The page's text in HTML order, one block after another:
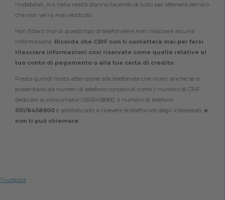
rindebitati, ma nella realtà stanno facendo di tutto per ottenere denaro
che non verrà mai restituito.
Non fidarti mai di questo tipo di telefonate e non rilasciare alcuna
informazione. Ricorda che CRIF non ti contatterà mai per farsi
rilasciare informazioni così riservate come quelle relative al
tuo conto di pagamento o alla tua carta di credito
Presta quindi molta attenzione alle telefonate che ricevi, anche se si
presentano da numeri di telefono conosciuti come il numero di CRIF
dedicato ai consumatori 051/6458900. Il numero di telefono
051/6458900 è abilitato solo a ricevere le telefonate degli interessati, e
non ti può chiamare.
Trustpilot